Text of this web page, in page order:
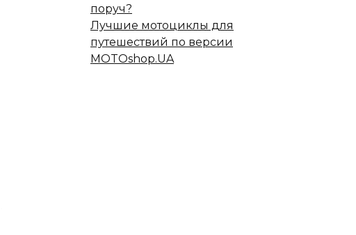
поруч?
Лучшие мотоциклы для
путешествий по версии
MOTOshop.UA